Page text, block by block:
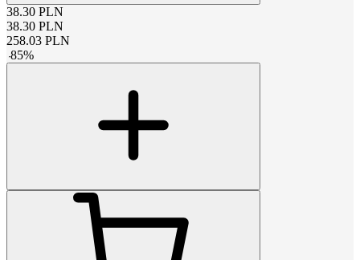
38.30 PLN
38.30 PLN
258.03 PLN
-85%